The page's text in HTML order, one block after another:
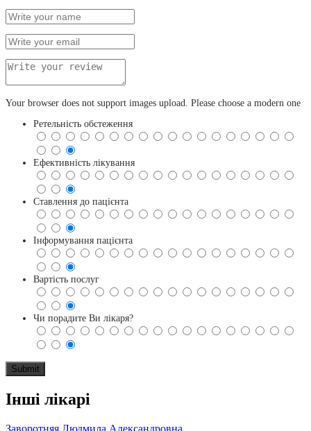
Your browser does not support images upload. Please choose a modern one
Ретельність обстеження
Ефективність лікування
Ставлення до пацієнта
Інформування пацієнта
Вартість послуг
Чи порадите Ви лікаря?
Інші лікарі
Заворотняя Людмила Александровна